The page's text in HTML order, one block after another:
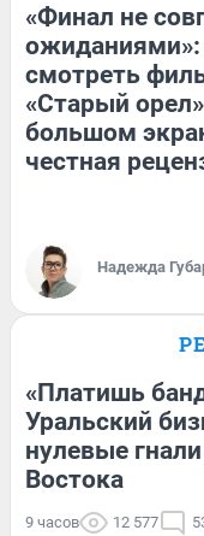
«Финал не
ожиданиями»:
смотреть
«Старый
большом
честная
Надежда
«Платишь
Уральский
нулевые
Востока
9 часов 12 577